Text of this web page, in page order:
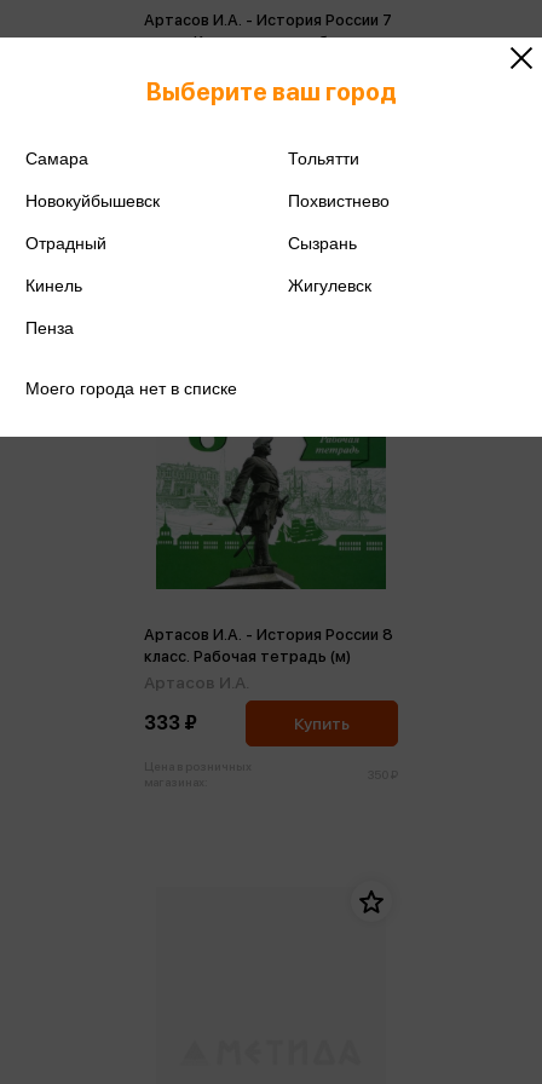
Артасов И.А. - История России 7
класс. Контрольные работы
158 ₽
Артасов И.А. - История России 8
класс. Рабочая тетрадь (м)
Артасов И.А.
333 ₽ Купить
Выберите ваш город
Самара Тольятти
Новокуйбышевск Похвистнево
Отрадный Сызрань
Кинель Жигулевск
Пенза
Моего города нет в списке